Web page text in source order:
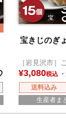
宝きじのぎ
［岩見沢市］
¥3,080税込
送料込み
生産者ま